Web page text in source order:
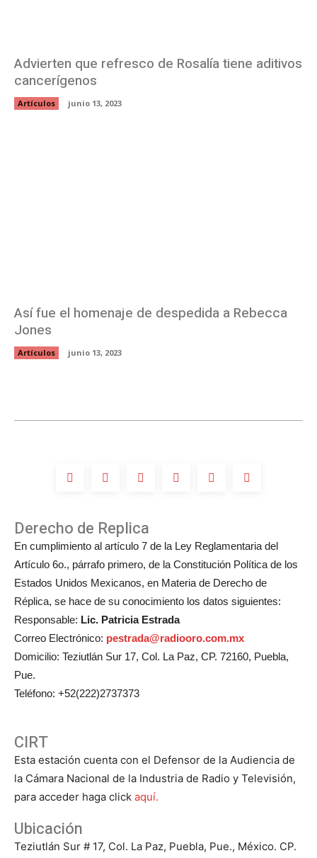
Advierten que refresco de Rosalía tiene aditivos
cancerígenos
Artículos junio 13, 2023
Así fue el homenaje de despedida a Rebecca
Jones
Artículos junio 13, 2023
Derecho de Replica
En cumplimiento al artículo 7 de la Ley Reglamentaria del
Artículo 6o., párrafo primero, de la Constitución Política de los
Estados Unidos Mexicanos, en Materia de Derecho de
Réplica, se hace de su conocimiento los datos siguientes:
Responsable: Lic. Patricia Estrada
Correo Electrónico: pestrada@radiooro.com.mx
Domicilio: Teziutlán Sur 17, Col. La Paz, CP. 72160, Puebla,
Pue.
Teléfono: +52(222)2737373
CIRT
Esta estación cuenta con el Defensor de la Audiencia de
la Cámara Nacional de la Industria de Radio y Televisión,
para acceder haga click aquí.
Ubicación
Teziutlán Sur # 17, Col. La Paz, Puebla, Pue., México. CP.